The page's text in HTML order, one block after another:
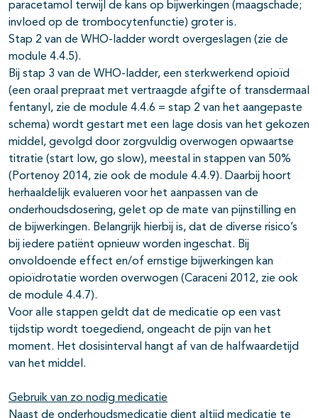
paracetamol terwijl de kans op bijwerkingen (maagschade;
invloed op de trombocytenfunctie) groter is.
Stap 2 van de WHO-ladder wordt overgeslagen (zie de
module 4.4.5).
Bij stap 3 van de WHO-ladder, een sterkwerkend opioïd
(een oraal prepraat met vertraagde afgifte of transdermaal
fentanyl, zie de module 4.4.6 = stap 2 van het aangepaste
schema) wordt gestart met een lage dosis van het gekozen
middel, gevolgd door zorgvuldig overwogen opwaartse
titratie (start low, go slow), meestal in stappen van 50%
(Portenoy 2014, zie ook de module 4.4.9). Daarbij hoort
herhaaldelijk evalueren voor het aanpassen van de
onderhoudsdosering, gelet op de mate van pijnstilling en
de bijwerkingen. Belangrijk hierbij is, dat de diverse risico’s
bij iedere patiënt opnieuw worden ingeschat. Bij
onvoldoende effect en/of ernstige bijwerkingen kan
opioïdrotatie worden overwogen (Caraceni 2012, zie ook
de module 4.4.7).
Voor alle stappen geldt dat de medicatie op een vast
tijdstip wordt toegediend, ongeacht de pijn van het
moment. Het dosisinterval hangt af van de halfwaardetijd
van het middel.
Gebruik van zo nodig medicatie
Naast de onderhoudsmedicatie dient altijd medicatie te